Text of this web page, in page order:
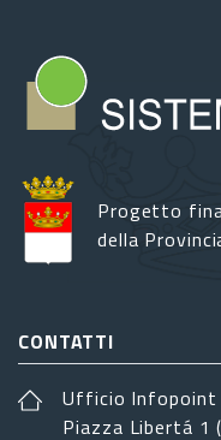
Progetto
della
CONTATTI
Ufficio Infopoint
Piazza Libertá 1